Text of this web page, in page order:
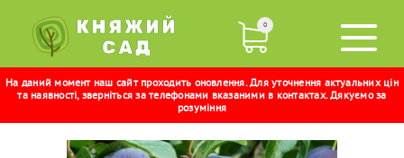
0
На даний момент наш сайт проходить оновлення. Для уточнення актуальних цін
та наявності, зверніться за телефонами вказаними в контактах. Дякуємо за
розуміння
ШТУТГАРТ